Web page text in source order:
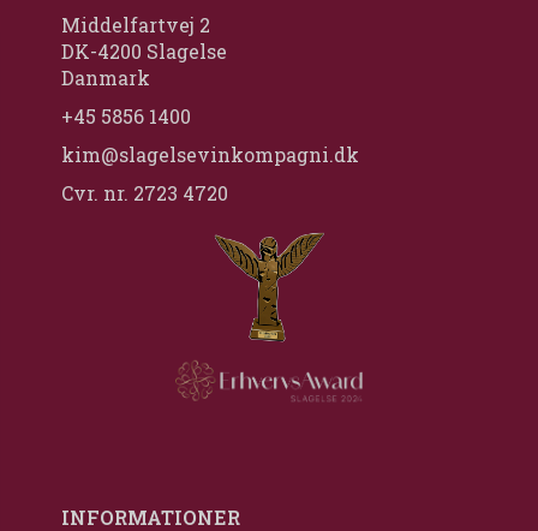
Middelfartvej 2
DK-4200 Slagelse
Danmark
+45 5856 1400
kim@slagelsevinkompagni.dk
Cvr. nr. 2723 4720
INFORMATIONER